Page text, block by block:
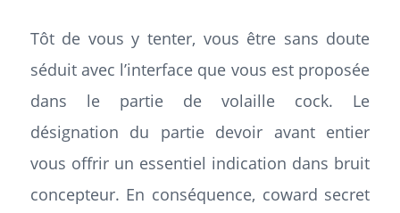
Tôt de vous y tenter, vous être sans doute
séduit avec l’interface que vous est proposée
dans le partie de volaille cock. Le
désignation du partie devoir avant entier
vous offrir un essentiel indication dans bruit
concepteur. En conséquence, coward secret